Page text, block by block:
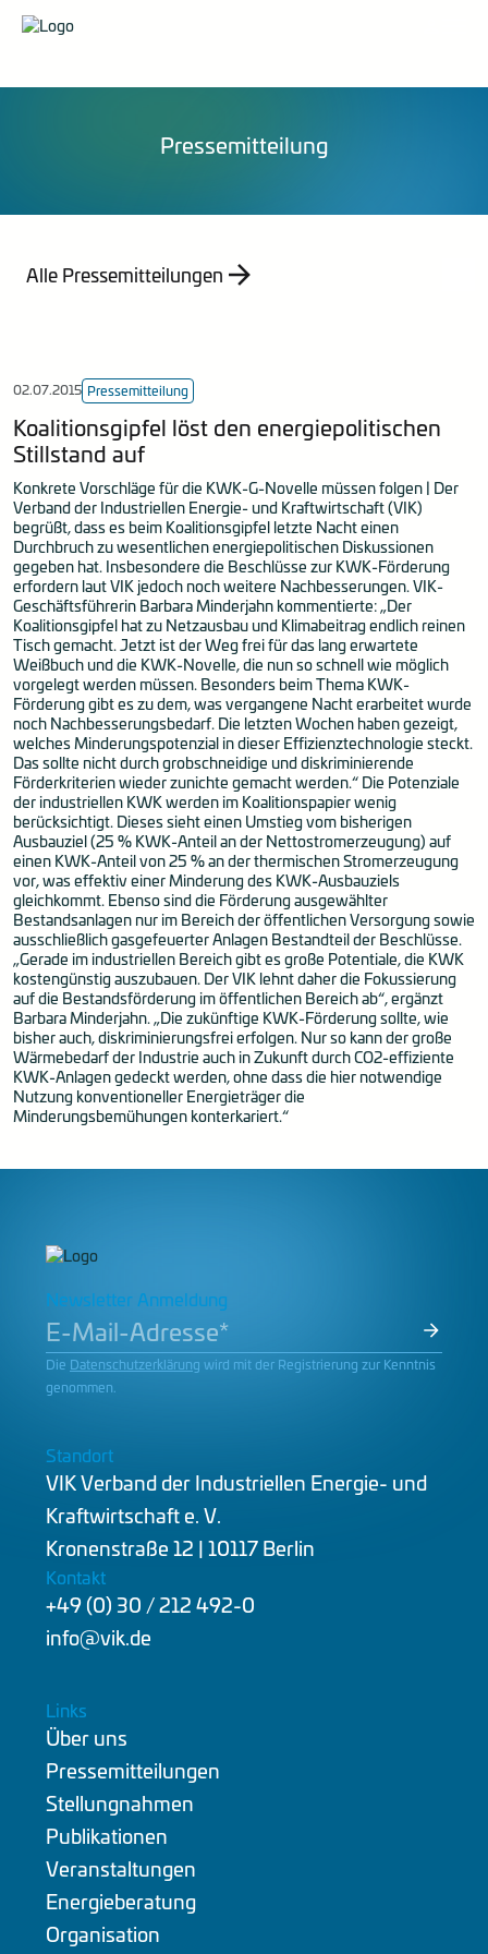
Mitteilungen
Empfehlung
Pressemitteilung
Alle Pressemitteilungen
02.07.2015 Pressemitteilung
Koalitionsgipfel löst den energiepolitischen
Stillstand auf
Konkrete Vorschläge für die KWK-G-Novelle müssen folgen | Der
Verband der Industriellen Energie- und Kraftwirtschaft (VIK)
begrüßt, dass es beim Koalitionsgipfel letzte Nacht einen
Durchbruch zu wesentlichen energiepolitischen Diskussionen
gegeben hat. Insbesondere die Beschlüsse zur KWK-Förderung
erfordern laut VIK jedoch noch weitere Nachbesserungen. VIK-
Geschäftsführerin Barbara Minderjahn kommentierte: „Der
Koalitionsgipfel hat zu Netzausbau und Klimabeitrag endlich reinen
Tisch gemacht. Jetzt ist der Weg frei für das lang erwartete
Weißbuch und die KWK-Novelle, die nun so schnell wie möglich
vorgelegt werden müssen. Besonders beim Thema KWK-
Förderung gibt es zu dem, was vergangene Nacht erarbeitet wurde
noch Nachbesserungsbedarf. Die letzten Wochen haben gezeigt,
welches Minderungspotenzial in dieser Effizienztechnologie steckt.
Das sollte nicht durch grobschneidige und diskriminierende
Förderkriterien wieder zunichte gemacht werden.“ Die Potenziale
der industriellen KWK werden im Koalitionspapier wenig
berücksichtigt. Dieses sieht einen Umstieg vom bisherigen
Ausbauziel (25 % KWK-Anteil an der Nettostromerzeugung) auf
einen KWK-Anteil von 25 % an der thermischen Stromerzeugung
vor, was effektiv einer Minderung des KWK-Ausbauziels
gleichkommt. Ebenso sind die Förderung ausgewählter
Bestandsanlagen nur im Bereich der öffentlichen Versorgung sowie
ausschließlich gasgefeuerter Anlagen Bestandteil der Beschlüsse.
„Gerade im industriellen Bereich gibt es große Potentiale, die KWK
kostengünstig auszubauen. Der VIK lehnt daher die Fokussierung
auf die Bestandsförderung im öffentlichen Bereich ab“, ergänzt
Barbara Minderjahn. „Die zukünftige KWK-Förderung sollte, wie
bisher auch, diskriminierungsfrei erfolgen. Nur so kann der große
Wärmebedarf der Industrie auch in Zukunft durch CO2-effiziente
KWK-Anlagen gedeckt werden, ohne dass die hier notwendige
Nutzung konventioneller Energieträger die
Minderungsbemühungen konterkariert.“
Newsletter Anmeldung
Die Datenschutzerklärung wird mit der Registrierung zur Kenntnis
genommen.
Standort
VIK Verband der Industriellen Energie- und
Kraftwirtschaft e. V.
Kronenstraße 12 | 10117 Berlin
Kontakt
+49 (0) 30 / 212 492-0
info@vik.de
Links
Über uns
Pressemitteilungen
Stellungnahmen
Publikationen
Veranstaltungen
Energieberatung
Organisation